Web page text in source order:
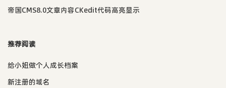
帝国CMS8.0文章内容CKedit代码高亮显示
推荐阅读
给小妞做个人成长档案
新注册的域名